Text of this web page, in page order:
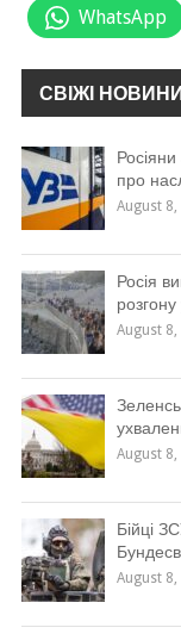
WhatsApp
СВІЖІ
про
August 8,
Росія
August 8,
August 8,
Бійці
August 8,